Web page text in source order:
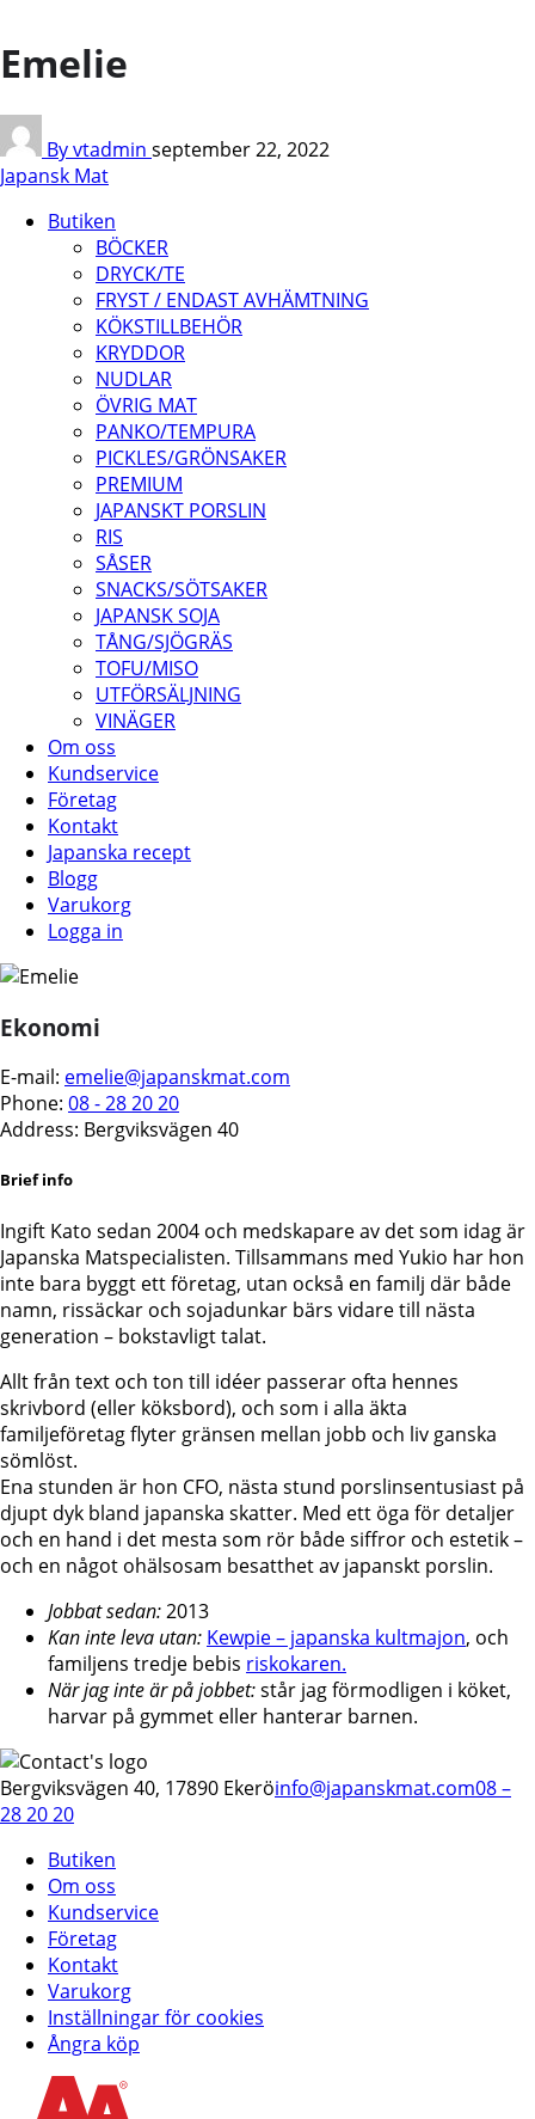
Emelie
By vtadmin september 22, 2022
Japansk Mat
Butiken
BÖCKER
DRYCK/TE
FRYST / ENDAST AVHÄMTNING
KÖKSTILLBEHÖR
KRYDDOR
NUDLAR
ÖVRIG MAT
PANKO/TEMPURA
PICKLES/GRÖNSAKER
PREMIUM
JAPANSKT PORSLIN
RIS
SÅSER
SNACKS/SÖTSAKER
JAPANSK SOJA
TÅNG/SJÖGRÄS
TOFU/MISO
UTFÖRSÄLJNING
VINÄGER
Om oss
Kundservice
Företag
Kontakt
Japanska recept
Blogg
Varukorg
Logga in
Ekonomi
E-mail: emelie@japanskmat.com
Phone: 08 - 28 20 20
Address: Bergviksvägen 40
Brief info
Ingift Kato sedan 2004 och medskapare av det som idag är
Japanska Matspecialisten. Tillsammans med Yukio har hon
inte bara byggt ett företag, utan också en familj där både
namn, rissäckar och sojadunkar bärs vidare till nästa
generation – bokstavligt talat.
Allt från text och ton till idéer passerar ofta hennes
skrivbord (eller köksbord), och som i alla äkta
familjeföretag flyter gränsen mellan jobb och liv ganska
sömlöst.
Ena stunden är hon CFO, nästa stund porslinsentusiast på
djupt dyk bland japanska skatter. Med ett öga för detaljer
och en hand i det mesta som rör både siffror och estetik –
och en något ohälsosam besatthet av japanskt porslin.
Jobbat sedan:2013
Kan inte leva utan: Kewpie – japanska kultmajon, och
familjens tredje bebis riskokaren.
När jag inte är på jobbet:står jag förmodligen i köket,
harvar på gymmet eller hanterar barnen.
Bergviksvägen 40, 17890 Ekeröinfo@japanskmat.com08 –
28 20 20
Butiken
Om oss
Kundservice
Företag
Kontakt
Varukorg
Inställningar för cookies
Ångra köp